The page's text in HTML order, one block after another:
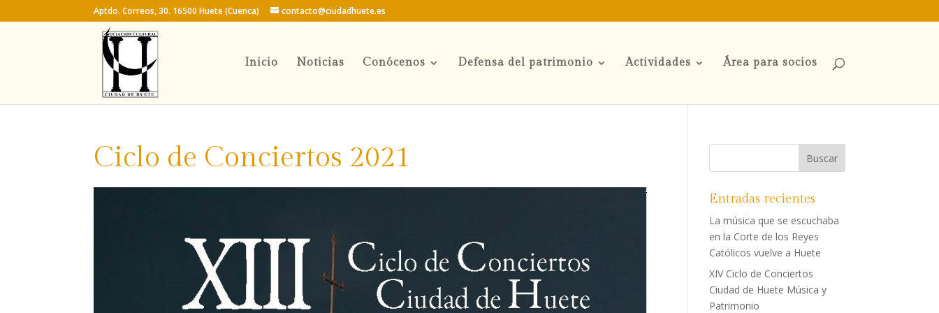
Aptdo. Correos, 30. 16500 Huete (Cuenca) contacto@ciudadhuete.es
Inicio Noticias Conócenos Defensa del patrimonio Actividades Área para socios
Ciclo de Conciertos 2021
Entradas recientes
La música que se escuchaba
en la Corte de los Reyes
Católicos vuelve a Huete
XIV Ciclo de Conciertos
Ciudad de Huete Música y
Patrimonio